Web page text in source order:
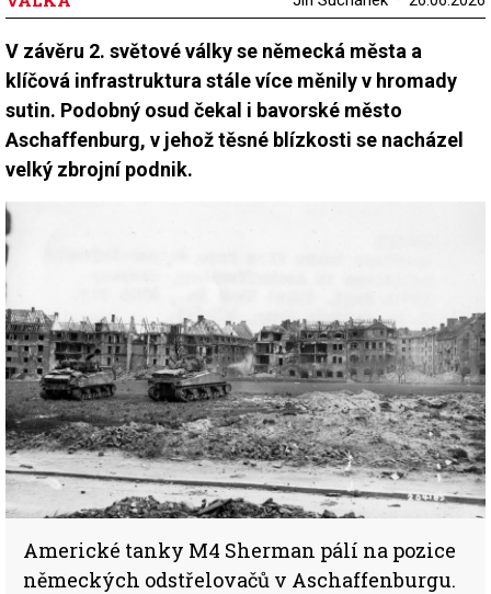
V závěru 2. světové války se německá města a
klíčová infrastruktura stále více měnily v hromady
sutin. Podobný osud čekal i bavorské město
Aschaffenburg, v jehož těsné blízkosti se nacházel
velký zbrojní podnik.
Americké tanky M4 Sherman pálí na pozice
německých odstřelovačů v Aschaffenburgu.